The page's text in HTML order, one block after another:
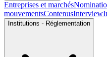
Entreprises et marchés
mouvementsContenusInterview
Institutions - Réglementation